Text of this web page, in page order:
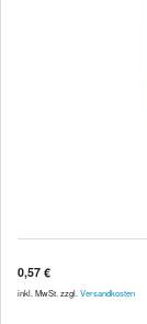
0,57 €
inkl. MwSt. zzgl. Versandkosten